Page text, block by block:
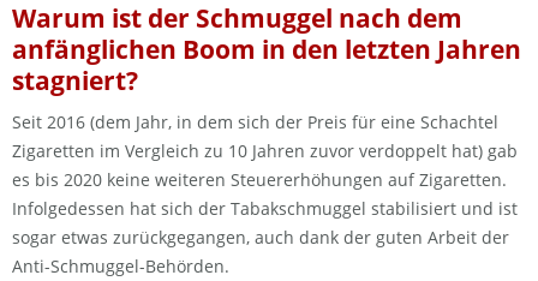
Warum ist der Schmuggel nach dem
anfänglichen Boom in den letzten Jahren
stagniert?
Seit 2016 (dem Jahr, in dem sich der Preis für eine Schachtel
Zigaretten im Vergleich zu 10 Jahren zuvor verdoppelt hat) gab
es bis 2020 keine weiteren Steuererhöhungen auf Zigaretten.
Infolgedessen hat sich der Tabakschmuggel stabilisiert und ist
sogar etwas zurückgegangen, auch dank der guten Arbeit der
Anti-Schmuggel-Behörden.